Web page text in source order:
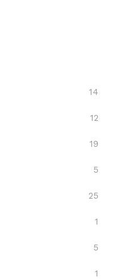
14
12
19
5
25
1
5
1